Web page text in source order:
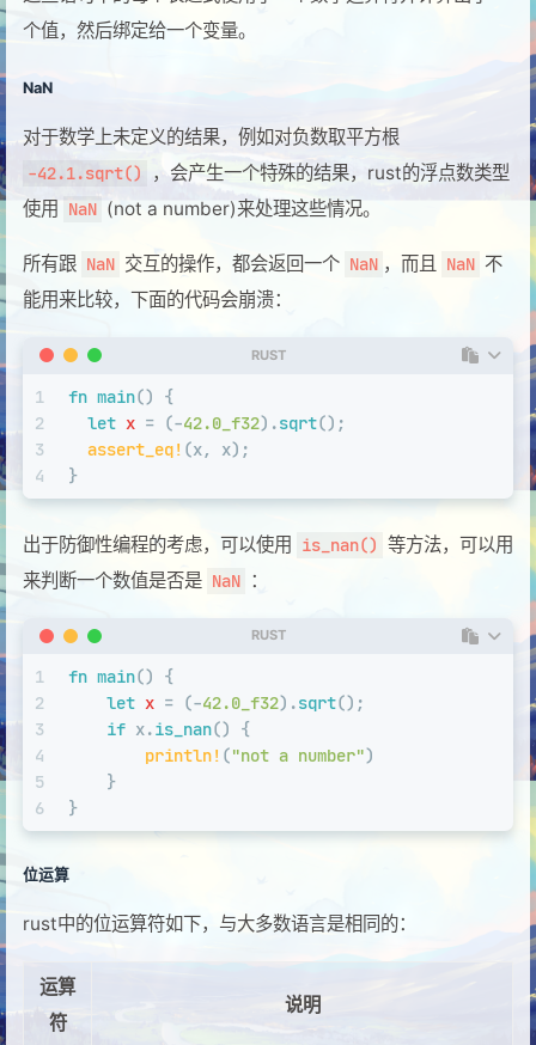
个值，然后绑定给一个变量。
NaN
对于数学上未定义的结果，例如对负数取平方根
-42.1.sqrt()
，会产生一个特殊的结果，rust的浮点数类型
使用
NaN (not a number)来处理这些情况。
所有跟 NaN 交互的操作，都会返回一个 NaN ，而且 NaN 不
能用来比较，下面的代码会崩溃：
RUST
1
2
3
4
fn main() {
let x = (-42.0_f32).sqrt();
assert_eq! (x, x);
}
出于防御性编程的考虑，可以使用 is_nan() 等方法，可以用
来判断一个数值是否是 NaN ：
RUST
1
2
3
4
5
6
fn main() {
let x = (-42.0_f32).sqrt();
if x.is_nan() {
println! ("not a number")
    }
}
位运算
rust中的位运算符如下，与大多数语言是相同的：
运算
符
说明